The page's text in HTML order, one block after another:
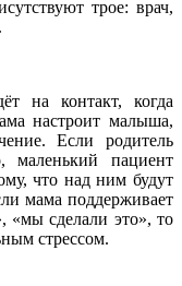
трое: врач,
на контакт, когда
настроит малыша,
Если родитель
маленький пациент
что над ним будут
мама поддерживает
«мы сделали это», то
стрессом.